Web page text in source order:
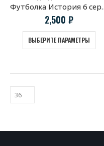
Футболка
2,500 ₽
ВЫБЕРИТЕ ПАРАМЕТРЫ